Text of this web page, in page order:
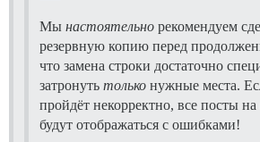
Мы настоятельно рекомендуем
резервную копию перед
что замена строки достаточно
затронуть только нужные места.
пройдёт некорректно, все посты
будут отображаться с ошибками!